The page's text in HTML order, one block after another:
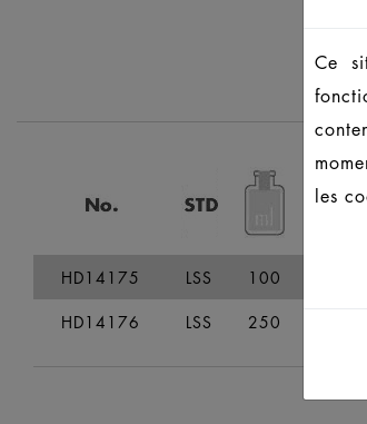
HD14175 LSS 100
HD14176
LSS 250
Ce
les